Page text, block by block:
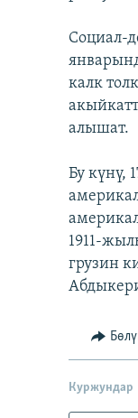
Социал-
калк
алышат.
Бу күнү,
1911-
грузин
Куржундар